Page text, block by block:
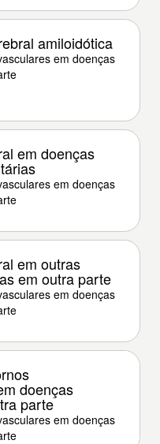
amiloidótica
em doenças
em doenças
em doenças
em outras
em outra parte
em doenças
doenças
parte
em doenças